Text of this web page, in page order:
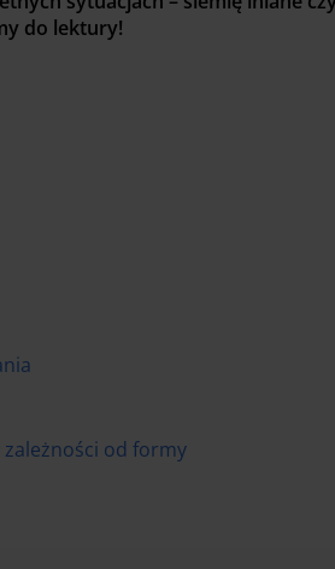
do lektury!
zależności od formy